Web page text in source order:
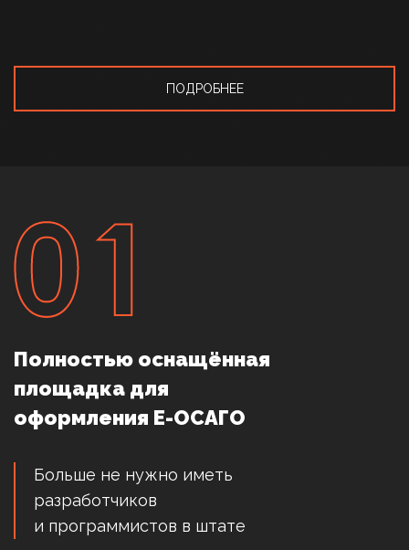
ПОДРОБНЕЕ
Полностью оснащённая
площадка для
оформления Е-ОСАГО
Больше не нужно иметь
разработчиков
и программистов в штате